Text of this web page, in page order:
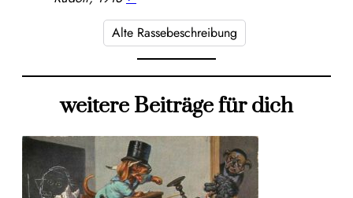
Alte Rassebeschreibung
weitere Beiträge für dich